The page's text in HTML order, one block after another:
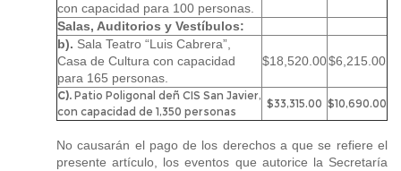
con capacidad para 100 personas.
Salas, Auditorios y Vestíbulos:
b). Sala Teatro “Luis Cabrera”,
Casa de Cultura con capacidad
para 165 personas.
$18,520.00$6,215.00
C). Patio Poligonal deñ CIS San Javier,
con capacidad de 1,350 personas
$33,315.00 $10,690.00
No causarán el pago de los derechos a que se refiere el
presente artículo, los eventos que autorice la Secretaría